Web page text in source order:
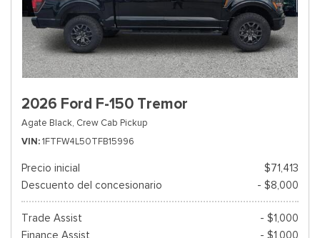
2026 Ford F-150 Tremor
Agate Black, Crew Cab Pickup
VIN 1FTFW4L50TFB15996
Precio inicial
$71,413
Descuento del concesionario
- $8,000
Trade Assist
- $1,000
Finance Assist
- $1,000